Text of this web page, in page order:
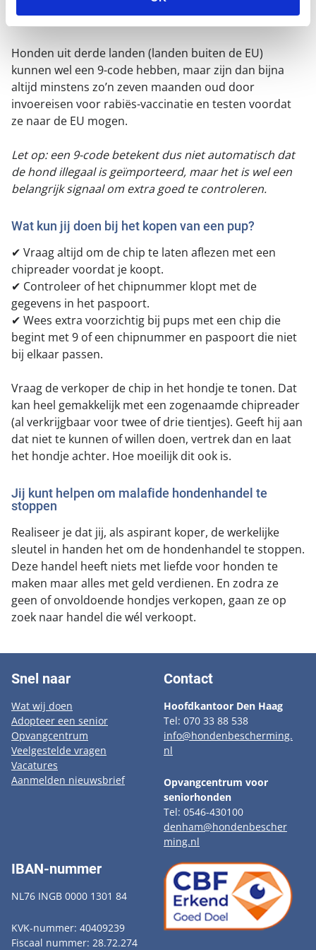
mag nu niet meer voor handel binnen de EU.
Honden uit derde landen (landen buiten de EU)
kunnen wel een 9-code hebben, maar zijn dan bijna
altijd minstens zo’n zeven maanden oud door
invoereisen voor rabiës-vaccinatie en testen voordat
ze naar de EU mogen.
Let op: een 9-code betekent dus niet automatisch dat
de hond illegaal is geïmporteerd, maar het is wel een
belangrijk signaal om extra goed te controleren.
Wat kun jij doen bij het kopen van een pup?
✔ Vraag altijd om de chip te laten aflezen met een
chipreader voordat je koopt.
✔ Controleer of het chipnummer klopt met de
gegevens in het paspoort.
✔ Wees extra voorzichtig bij pups met een chip die
begint met 9 of een chipnummer en paspoort die niet
bij elkaar passen.
Vraag de verkoper de chip in het hondje te tonen. Dat
kan heel gemakkelijk met een zogenaamde chipreader
(al verkrijgbaar voor twee of drie tientjes). Geeft hij aan
dat niet te kunnen of willen doen, vertrek dan en laat
het hondje achter. Hoe moeilijk dit ook is.
Jij kunt helpen om malafide hondenhandel te
stoppen
Realiseer je dat jij, als aspirant koper, de werkelijke
sleutel in handen het om de hondenhandel te stoppen.
Deze handel heeft niets met liefde voor honden te
maken maar alles met geld verdienen. En zodra ze
geen of onvoldoende hondjes verkopen, gaan ze op
zoek naar handel die wél verkoopt.
Snel naar
Wat wij doen
Adopteer een senior
Opvangcentrum
Veelgestelde vragen
Vacatures
Aanmelden nieuwsbrief
Contact
Hoofdkantoor Den Haag
Tel: 070 33 88 538
info@hondenbescherming.
nl
Opvangcentrum voor
seniorhonden
Tel: 0546-430100
denham@hondenbescher
ming.nl
IBAN-nummer
NL76 INGB 0000 1301 84
KVK-nummer: 40409239
Fiscaal nummer: 28.72.274